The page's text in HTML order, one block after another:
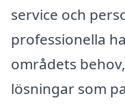
service och
professionella
områdets
lösningar som